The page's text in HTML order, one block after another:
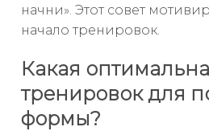
начни». Этот совет
начало тренировок.
Какая
тренировок для
формы?